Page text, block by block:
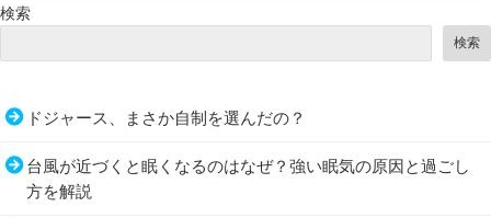
検索
検索
ドジャース、まさか自制を選んだの？
台風が近づくと眠くなるのはなぜ？強い眠気の原因と過ごし
方を解説